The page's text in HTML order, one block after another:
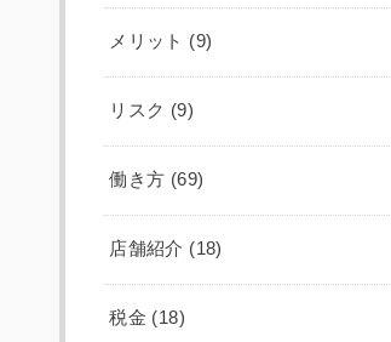
メリット (9)
リスク (9)
働き方 (69)
店舗紹介 (18)
税金 (18)